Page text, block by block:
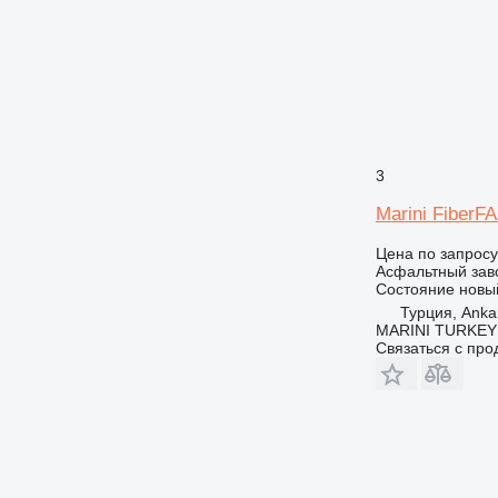
3
Marini
Цена по запросу
Асфальтный
Состояние
Турция,
MARINI
Связаться с